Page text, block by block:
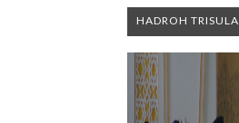
HADROH TRISULA